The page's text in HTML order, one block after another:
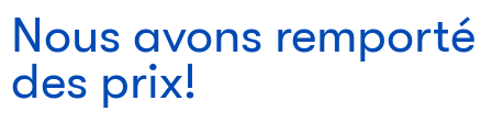
Nous avons remporté
des prix!